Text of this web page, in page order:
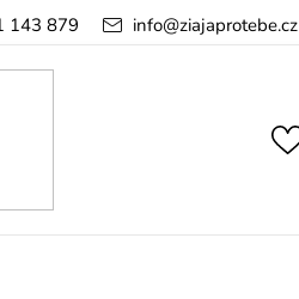
info@ziajaprotebe.cz
143 879